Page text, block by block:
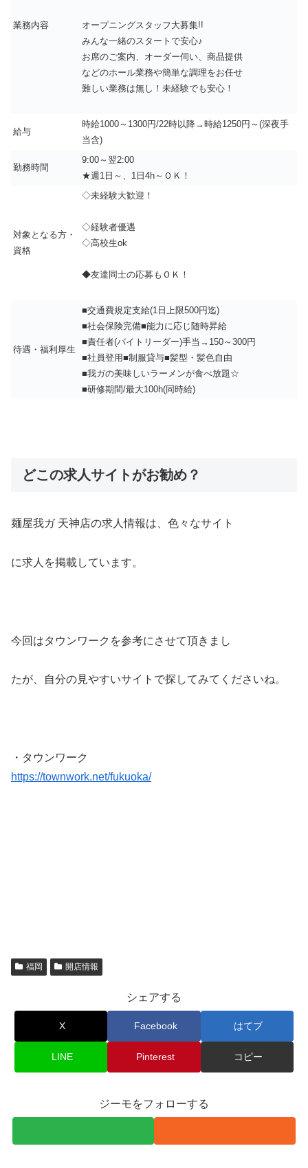
業務内容
オープニングスタッフ大募集!!
みんな一緒のスタートで安心♪
お席のご案内、オーダー伺い、商品提供
などのホール業務や簡単な調理をお任せ
難しい業務は無し！未経験でも安心！
給与
時給1000～1300円/22時以降→時給1250円～(深夜手
当含)
勤務時間
9:00～翌2:00
★週1日～、1日4h～ＯＫ！
対象となる方・
資格
◇未経験大歓迎！
◇経験者優遇
◇高校生ok
◆友達同士の応募もＯＫ！
待遇・福利厚生
■交通費規定支給(1日上限500円迄)
■社会保険完備■能力に応じ随時昇給
■責任者(バイトリーダー)手当→150～300円
■社員登用■制服貸与■髪型・髪色自由
■我ガの美味しいラーメンが食べ放題☆
■研修期間/最大100h(同時給)
どこの求人サイトがお勧め？
麺屋我ガ 天神店の求人情報は、色々なサイト
に求人を掲載しています。
今回はタウンワークを参考にさせて頂きまし
たが、自分の見やすいサイトで探してみてくださいね。
・タウンワーク
https://townwork.net/fukuoka/
福岡 開店情報
シェアする
X Facebook はてブ
LINE Pinterest コピー
ジーモをフォローする